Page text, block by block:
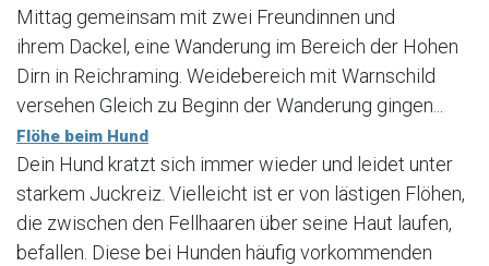
Mittag gemeinsam mit zwei Freundinnen und
ihrem Dackel, eine Wanderung im Bereich der Hohen
Dirn in Reichraming. Weidebereich mit Warnschild
versehen Gleich zu Beginn der Wanderung gingen...
Flöhe beim Hund
Dein Hund kratzt sich immer wieder und leidet unter
starkem Juckreiz. Vielleicht ist er von lästigen Flöhen,
die zwischen den Fellhaaren über seine Haut laufen,
befallen. Diese bei Hunden häufig vorkommenden